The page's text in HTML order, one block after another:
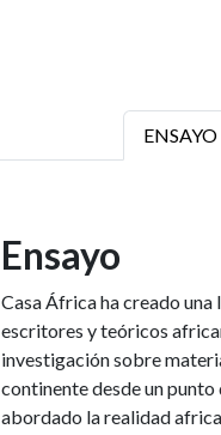
ENSAYO
Ensayo
Casa África ha creado
escritores y teóricos
investigación sobre
continente desde un
abordado la realidad